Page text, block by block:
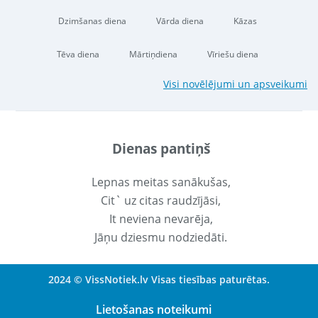
Dzimšanas diena Vārda diena Kāzas
Tēva diena Mārtiņdiena Vīriešu diena
Visi novēlējumi un apsveikumi
Dienas pantiņš
Lepnas meitas sanākušas,
Cit` uz citas raudzījāsi,
It neviena nevarēja,
Jāņu dziesmu nodziedāti.
2024 © VissNotiek.lv Visas tiesības paturētas.
Lietošanas noteikumi